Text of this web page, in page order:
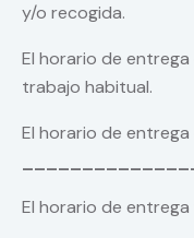
y/o recogida.
El horario de
trabajo habitual.
El horario de entrega
El horario de entrega